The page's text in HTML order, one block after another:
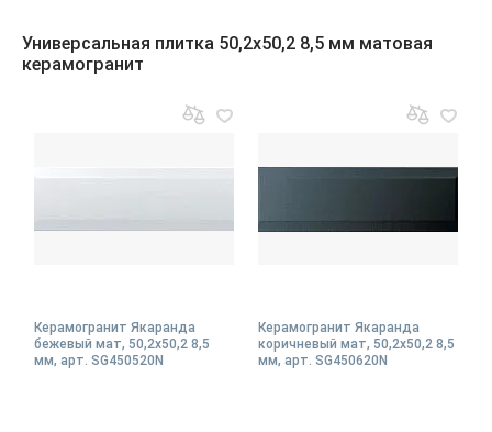
Универсальная плитка 50,2x50,2 8,5 мм матовая
керамогранит
Керамогранит Якаранда
бежевый мат, 50,2x50,2 8,5
мм, арт. SG450520N
Керамогранит Якаранда
коричневый мат, 50,2x50,2 8,5
мм, арт. SG450620N